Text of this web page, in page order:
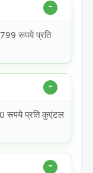
रूपये प्रति
रूपये प्रति कुएंटल